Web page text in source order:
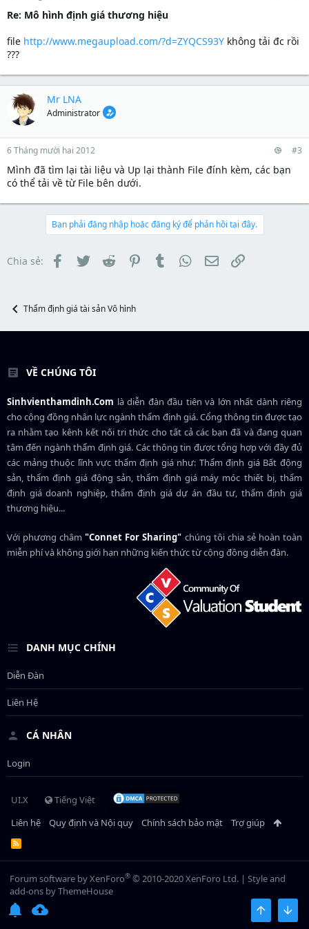
e
Re: Mô hình định giá thương hiệu
file http://www.megaupload.com/?d=ZYQCS93Y không tải đc rồi
???
Mr LNA
Administrator
6 Tháng mười hai 2012 #3
Mình đã tìm lại tài liệu và Up lại thành File đính kèm, các bạn
có thể tải về từ File bên dưới.
Bạn phải đăng nhập hoặc đăng ký để phản hồi tại đây.
Chia sẻ: Facebook
TwitterReddit PinterestTumblr WhatsApp
EmailLink
Thẩm định giá tài sản Vô hình
VỀ CHÚNG TÔI
Sinhvienthamdinh.Com là diễn đàn đầu tiên và lớn nhất dành riêng
cho cộng đồng nhân lực ngànhthẩm định giá. Cổng thông tin được tạo
ra nhằm tạo kênh kết nối tri thức cho tất cả các bạn đã và đang quan
tâm đến ngành thẩm định giá. Các thông tin được tổng hợp với đầy đủ
các mảng thuộc lĩnh vực thẩm định giá như: Thẩm định giá Bất động
sản, thẩm định giá động sản, thẩm định giá máy móc thiết bị, thẩm
định giá doanh nghiệp, thẩm định giá dự án đầu tư, thẩm định giá
thương hiệu...
Với phương châm"Connet For Sharing" chúng tôi chia sẻ hoàn toàn
miễn phí và không giới hạn những kiến thức từ cộng đồng diễn đàn.
DANH MỤC CHÍNH
Diễn Đàn
Liên Hệ
CÁ NHÂN
Login
UI.X
Tiếng Việt
Liên hệ
Quy định và Nội quy Chính sách bảo mật Trợ giúp
R
S
Forum software by XenForo® © 2010-2020 XenForo Ltd. | Style and
add-ons by ThemeHouse
BÊN TRÊN